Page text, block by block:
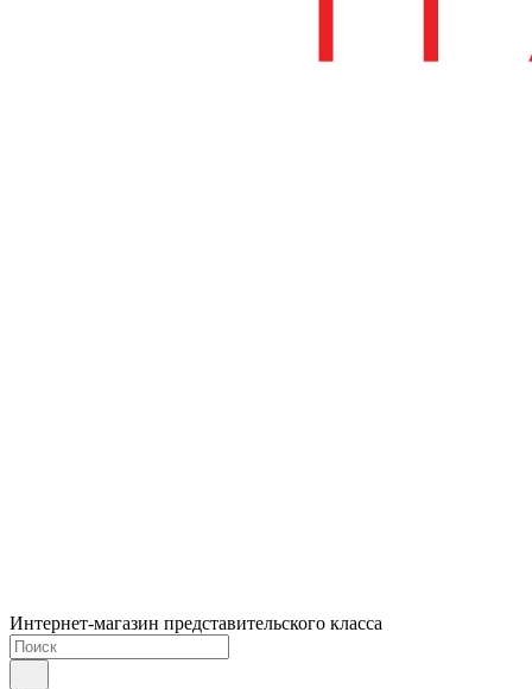
Интернет-магазин представительского класса